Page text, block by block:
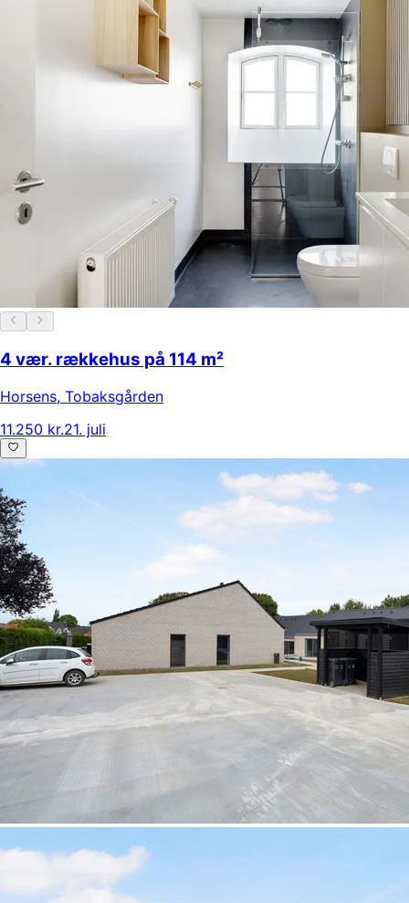
4 vær. rækkehus på 114 m²
Horsens, Tobaksgården
11.250 kr.21. juli